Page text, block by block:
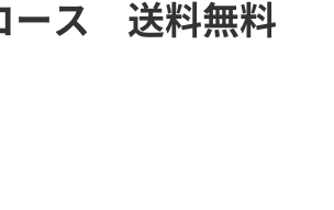
ース 送料無料